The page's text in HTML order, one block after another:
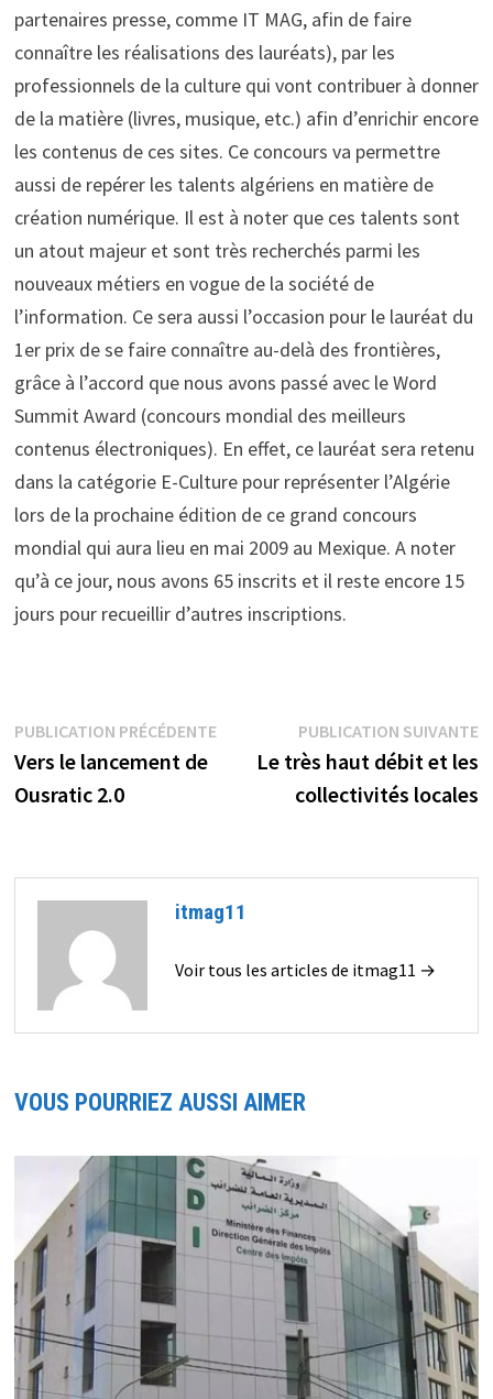
partenaires presse, comme IT MAG, afin de faire
connaître les réalisations des lauréats), par les
professionnels de la culture qui vont contribuer à donner
de la matière (livres, musique, etc.) afin d’enrichir encore
les contenus de ces sites. Ce concours va permettre
aussi de repérer les talents algériens en matière de
création numérique. Il est à noter que ces talents sont
un atout majeur et sont très recherchés parmi les
nouveaux métiers en vogue de la société de
l’information. Ce sera aussi l’occasion pour le lauréat du
1er prix de se faire connaître au-delà des frontières,
grâce à l’accord que nous avons passé avec le Word
Summit Award (concours mondial des meilleurs
contenus électroniques). En effet, ce lauréat sera retenu
dans la catégorie E-Culture pour représenter l’Algérie
lors de la prochaine édition de ce grand concours
mondial qui aura lieu en mai 2009 au Mexique. A noter
qu’à ce jour, nous avons 65 inscrits et il reste encore 15
jours pour recueillir d’autres inscriptions.
Navigation
de
PUBLICATION PRÉCÉDENTEPublication
précédente :
Vers le lancement de
Ousratic 2.0
PUBLICATION SUIVANTE
Le très haut débit et les
collectivités locales
itmag11
Voir tous les articles de itmag11 →
VOUS POURRIEZ AUSSI AIMER